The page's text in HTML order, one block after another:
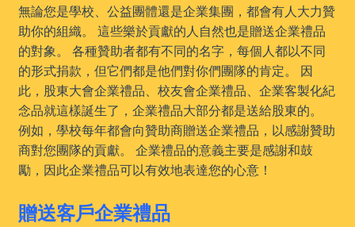
無論您是學校、公益團體還是企業集團，都會有人大力贊
助你的組織。 這些樂於貢獻的人自然也是贈送企業禮品
的對象。 各種贊助者都有不同的名字，每個人都以不同
的形式捐款，但它們都是他們對你們團隊的肯定。 因
此，股東大會企業禮品、校友會企業禮品、企業客製化紀
念品就這樣誕生了，企業禮品大部分都是送給股東的。
例如，學校每年都會向贊助商贈送企業禮品，以感謝贊助
商對您團隊的貢獻。 企業禮品的意義主要是感謝和鼓
勵，因此企業禮品可以有效地表達您的心意！
贈送客戶企業禮品